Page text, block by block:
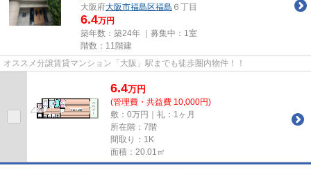
大阪府大阪市福島区福島 ６丁目
6.4万円
築年数：築24年 ｜募集中： 1室
階数：11階建
オススメ分譲賃貸マンション「大阪」駅までも徒歩圏内物件！！
6.4万円
(管理費・共益費 10,000円)
敷：0万円｜礼：1ヶ月
所在階：7階
間取り：1K
面積：20.01㎡